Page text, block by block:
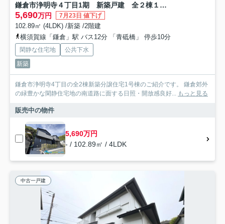
鎌倉市浄明寺４丁目1期 新築戸建 全２棟１号棟
5,690万円 7月23日 値下げ
102.89㎡ (4LDK) /新築 /2階建
横須賀線「鎌倉」駅 バス12分 「青砥橋」 停歩10分
閑静な住宅地
公共下水
新築
鎌倉市浄明寺4丁目の全2棟新築分譲住宅1号棟のご紹介です。 鎌倉郊外
の緑豊かな閑静住宅地の南道路に面する日照・開放感良好...
もっと見る
販売中の物件
5,690万円
- / 102.89㎡ / 4LDK
中古一戸建